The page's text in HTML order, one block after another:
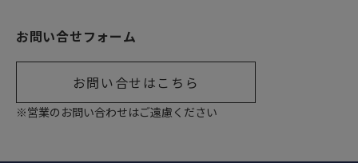
お問い合せフォーム
お問い合せはこちら
※営業のお問い合わせはご遠慮ください